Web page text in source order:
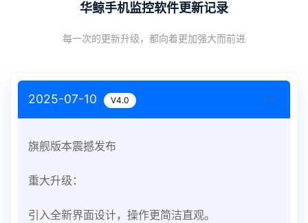
华鲸手机监控软件更新记录
每一次的更新升级，都向着更加强大而前进
2025-07-10 V4.0
旗舰版本震撼发布
重大升级：
引入全新界面设计，操作更简洁直观。